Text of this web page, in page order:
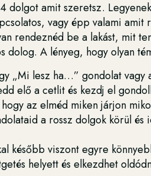
dolgot amit szeretsz.
vagy épp valami
rendeznéd be a lakást, mit
dolog. A lényeg, hogy olyan
„Mi lesz ha…” gondolat vagy
elő a cetlit és kezdj el
az elméd miken járjon
a rossz dolgok körül
később viszont egyre
helyett és elkezdhet